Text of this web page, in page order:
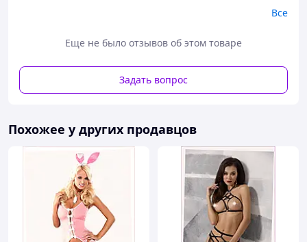
возбуждения. Глубокие вырезы и изящные детали
Оно мягко облегает тело, даря максимум
Все
Еще не было отзывов об этом товаре
Задать вопрос
Похожее у других продавцов